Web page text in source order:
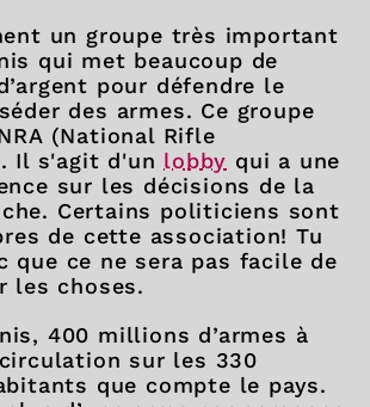
un groupe très important
qui met beaucoup de
pour défendre le
des armes. Ce groupe
(National Rifle
Il s'agit d'un lobby qui a une
sur les décisions de la
Certains politiciens sont
de cette association! Tu
que ce ne sera pas facile de
les choses.
400 millions d’armes à
sur les 330
que compte le pays.